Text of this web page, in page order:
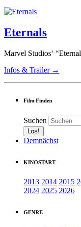
Eternals
Marvel Studios‘
Infos & Trailer →
Film Finden
Suchen
Demnächst
KINOSTART
2013 2014 2015
2024 2025 2026
GENRE